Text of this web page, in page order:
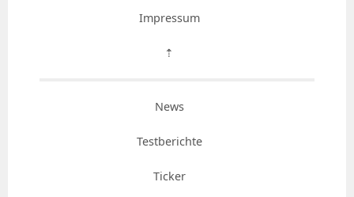
Impressum
⇡
News
Testberichte
Ticker